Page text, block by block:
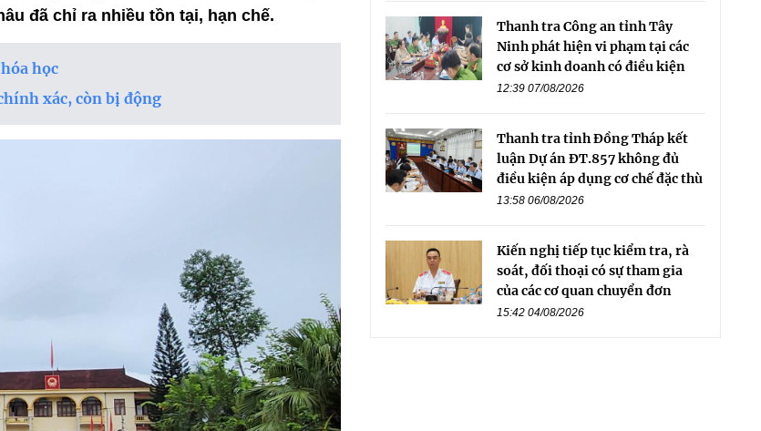
đã chỉ ra nhiều tồn tại, hạn chế.
học
xác, còn bị động
Thanh tra Công an tỉnh Tây
Ninh phát hiện vi phạm tại các
cơ sở kinh doanh có điều kiện
12:39 07/08/2026
Thanh tra tỉnh Đồng Tháp kết
luận Dự án ĐT.857 không đủ
điều kiện áp dụng cơ chế đặc thù
13:58 06/08/2026
Kiến nghị tiếp tục kiểm tra, rà
soát, đối thoại có sự tham gia
của các cơ quan chuyển đơn
15:42 04/08/2026